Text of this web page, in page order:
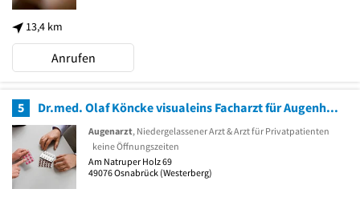
13,4 km
Anrufen
5 Dr.med. Olaf Köncke visualeins Facharzt für Augenheilkunde
Augenarzt, Niedergelassener Arzt & Arzt für Privatpatienten
keine Öffnungszeiten
Am Natruper Holz 69
49076Osnabrück (Westerberg)